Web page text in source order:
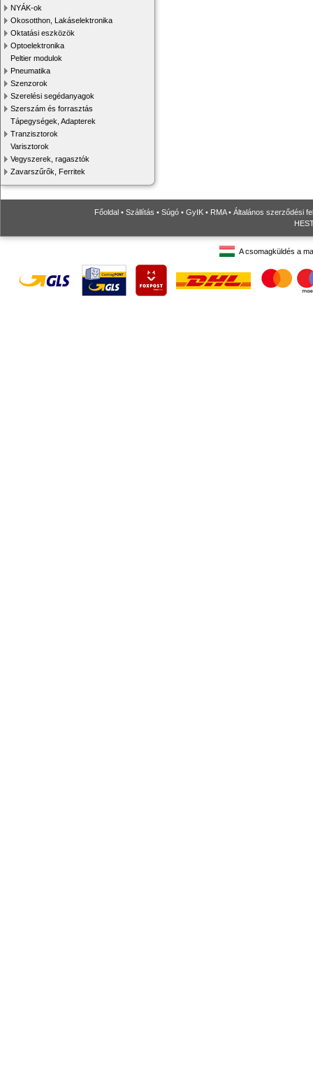
NYÁK-ok
Okosotthon, Lakáselektronika
Oktatási eszközök
Optoelektronika
Peltier modulok
Pneumatika
Szenzorok
Szerelési segédanyagok
Szerszám és forrasztás
Tápegységek, Adapterek
Tranzisztorok
Varisztorok
Vegyszerek, ragasztók
Zavarszűrők, Ferritek
Főoldal • Szállítás • Súgó • GyIK • RMA• Általános szerződési
A csomagküldés a